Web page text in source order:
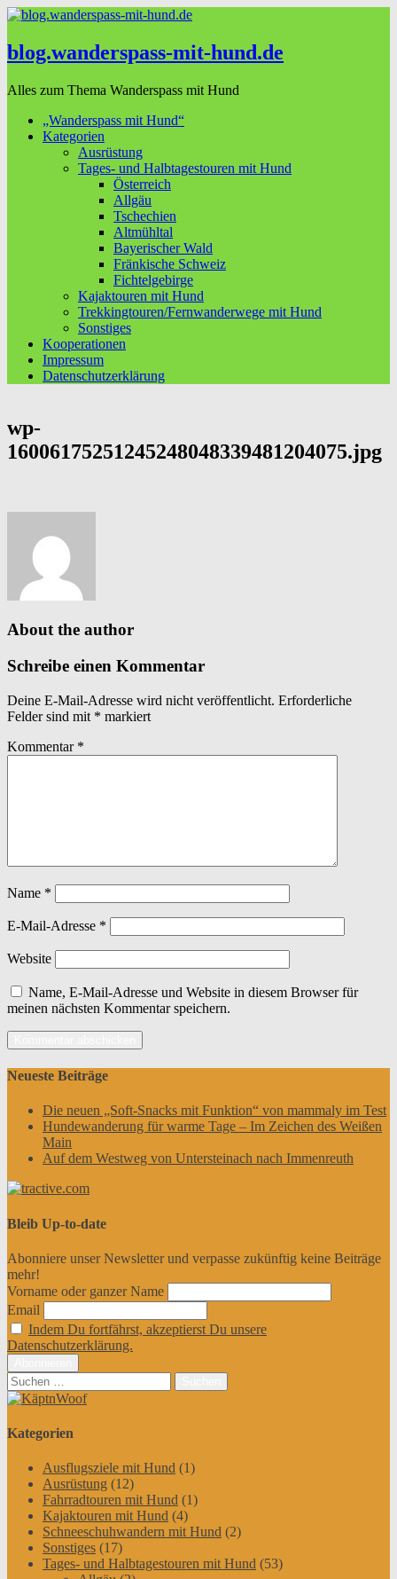
blog.wanderspass-mit-hund.de
Alles zum Thema Wanderspass mit Hund
„Wanderspass mit Hund“
Kategorien
Ausrüstung
Tages- und Halbtagestouren mit Hund
Österreich
Allgäu
Tschechien
Altmühltal
Bayerischer Wald
Fränkische Schweiz
Fichtelgebirge
Kajaktouren mit Hund
Trekkingtouren/Fernwanderwege mit Hund
Sonstiges
Kooperationen
Impressum
Datenschutzerklärung
wp-
16006175251245248048339481204075.jpg
About the author
Schreibe einen Kommentar
Deine E-Mail-Adresse wird nicht veröffentlicht. Erforderliche
Felder sind mit * markiert
Kommentar *
Name *
E-Mail-Adresse *
Website
Name, E-Mail-Adresse und Website in diesem Browser für
meinen nächsten Kommentar speichern.
Neueste Beiträge
Die neuen „Soft-Snacks mit Funktion“ von mammaly im Test
Hundewanderung für warme Tage – Im Zeichen des Weißen
Main
Auf dem Westweg von Untersteinach nach Immenreuth
Bleib Up-to-date
Abonniere unser Newsletter und verpasse zukünftig keine Beiträge
mehr!
Vorname oder ganzer Name
Email
Indem Du fortfährst, akzeptierst Du unsere
Datenschutzerklärung.
Suchen
nach:
Kategorien
Ausflugsziele mit Hund (1)
Ausrüstung (12)
Fahrradtouren mit Hund (1)
Kajaktouren mit Hund (4)
Schneeschuhwandern mit Hund (2)
Sonstiges (17)
Tages- und Halbtagestouren mit Hund (53)